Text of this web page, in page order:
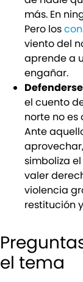
más. En
Pero los
viento del
aprende a
engañar.
el cuento
norte no es
Ante
simboliza
valer
violencia
restitución
el tema